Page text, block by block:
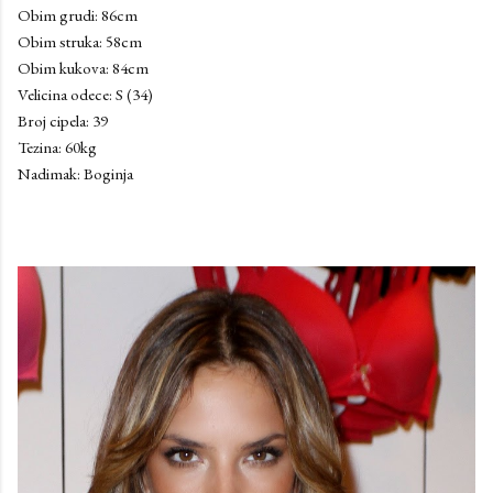
Obim grudi: 86cm
Obim struka: 58cm
Obim kukova: 84cm
Velicina odece: S (34)
Broj cipela: 39
Tezina: 60kg
Nadimak: Boginja